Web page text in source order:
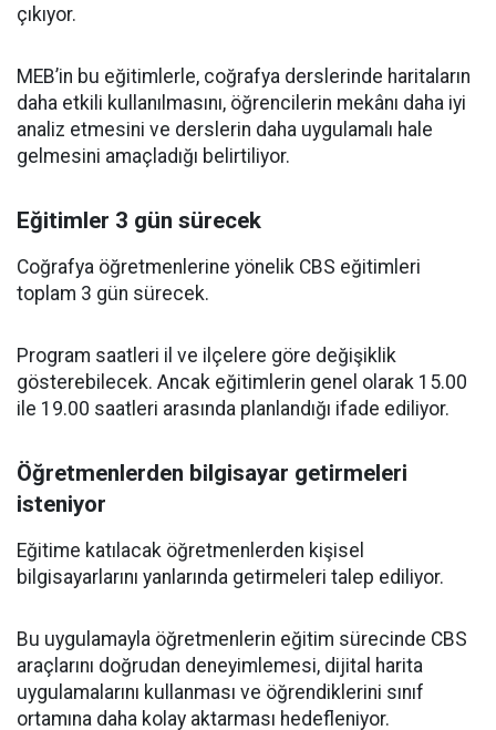
çıkıyor.
MEB’in bu eğitimlerle, coğrafya derslerinde haritaların
daha etkili kullanılmasını, öğrencilerin mekânı daha iyi
analiz etmesini ve derslerin daha uygulamalı hale
gelmesini amaçladığı belirtiliyor.
Eğitimler 3 gün sürecek
Coğrafya öğretmenlerine yönelik CBS eğitimleri
toplam 3 gün sürecek.
Program saatleri il ve ilçelere göre değişiklik
gösterebilecek. Ancak eğitimlerin genel olarak 15.00
ile 19.00 saatleri arasında planlandığı ifade ediliyor.
Öğretmenlerden bilgisayar getirmeleri
isteniyor
Eğitime katılacak öğretmenlerden kişisel
bilgisayarlarını yanlarında getirmeleri talep ediliyor.
Bu uygulamayla öğretmenlerin eğitim sürecinde CBS
araçlarını doğrudan deneyimlemesi, dijital harita
uygulamalarını kullanması ve öğrendiklerini sınıf
ortamına daha kolay aktarması hedefleniyor.